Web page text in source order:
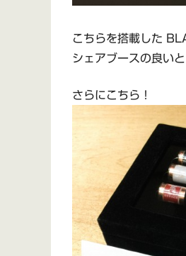
こちらを搭載した
シェアブースの良い
さらにこちら！